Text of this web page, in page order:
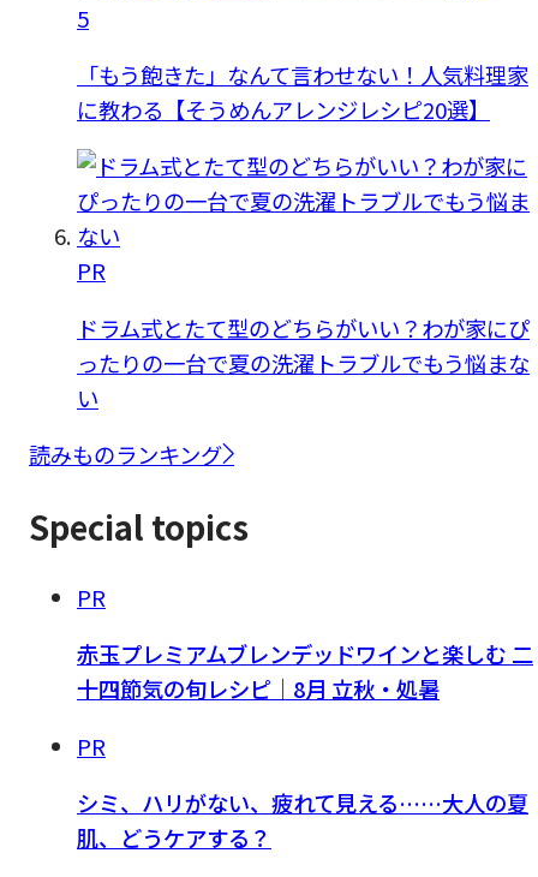
5
「もう飽きた」なんて言わせない！人気料理家
に教わる【そうめんアレンジレシピ20選】
PR
ドラム式とたて型のどちらがいい？わが家にぴ
ったりの一台で夏の洗濯トラブルでもう悩まな
い
読みものランキング
Special topics
PR
赤玉プレミアムブレンデッドワインと楽しむ 二
十四節気の旬レシピ｜8月 立秋・処暑
PR
シミ、ハリがない、疲れて見える……大人の夏
肌、どうケアする？